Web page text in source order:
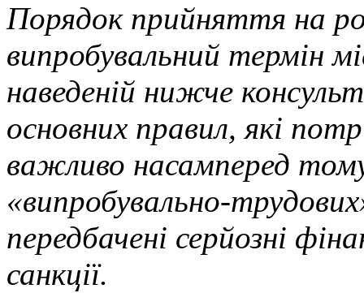
Порядок прийняття на
випробувальний термін
наведеній нижче
основних правил, які
важливо насамперед
«випробувально-
передбачені серйозні
санкції.